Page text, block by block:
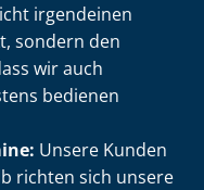
irgendeinen
sondern den
wir auch
bedienen
Unsere Kunden
richten sich unsere